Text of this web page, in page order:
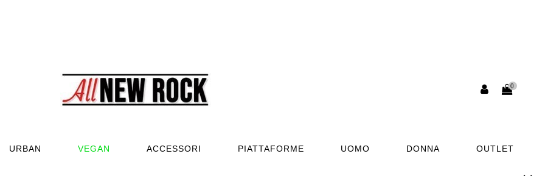
0
URBAN VEGAN ACCESSORI PIATTAFORME UOMO DONNA OUTLET